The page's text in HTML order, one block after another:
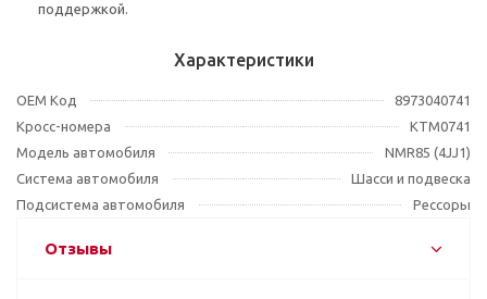
поддержкой.
Характеристики
OEM Код
8973040741
Кросс-номера
KTM0741
Модель автомобиля
NMR85 (4JJ1)
Система автомобиля
Шасси и подвеска
Подсистема автомобиля
Рессоры
Отзывы